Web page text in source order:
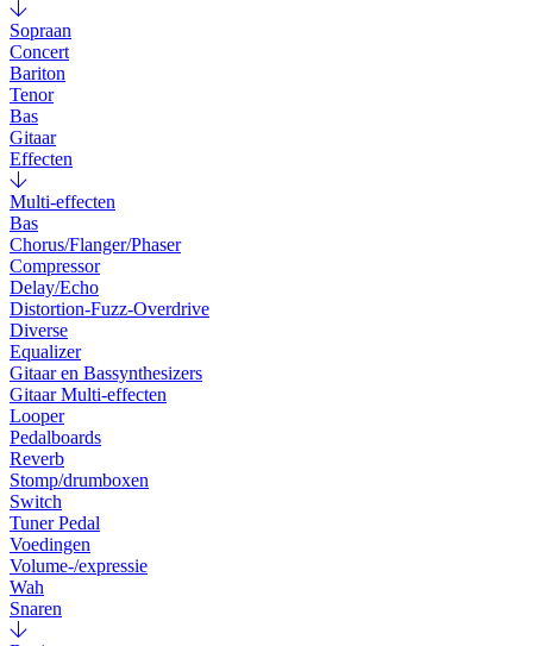
Sopraan
Concert
Bariton
Tenor
Bas
Gitaar
Effecten
Multi-effecten
Bas
Chorus/Flanger/Phaser
Compressor
Delay/Echo
Distortion-Fuzz-Overdrive
Diverse
Equalizer
Gitaar en Bassynthesizers
Gitaar Multi-effecten
Looper
Pedalboards
Reverb
Stomp/drumboxen
Switch
Tuner Pedal
Voedingen
Volume-/expressie
Wah
Snaren